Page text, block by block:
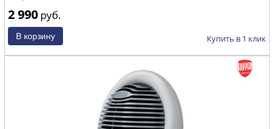
2 990 руб.
Купить в 1 клик